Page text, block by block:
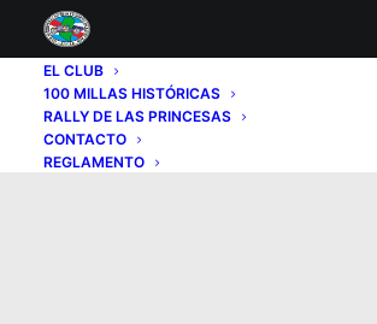
EL CLUB
100 MILLAS HISTÓRICAS
RALLY DE LAS PRINCESAS
CONTACTO
REGLAMENTO